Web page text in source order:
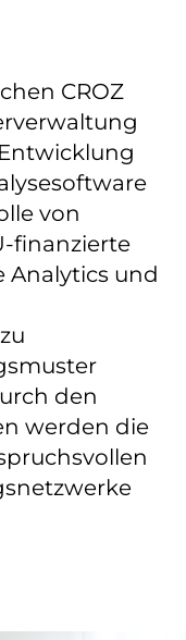
CROZ
von
finanzierte
Analytics und
den
werden die